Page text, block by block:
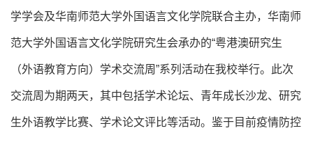
学学会及华南师范大学外国语言文化学院联合主办，华南师
范大学外国语言文化学院研究生会承办的“粤港澳研究生
（外语教育方向）学术交流周”系列活动在我校举行。此次
交流周为期两天，其中包括学术论坛、青年成长沙龙、研究
生外语教学比赛、学术论文评比等活动。鉴于目前疫情防控